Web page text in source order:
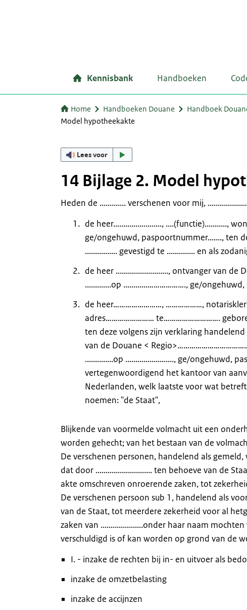
Kennisbank Handboeken
Home Handboeken Douane Handboek
Model hypotheekakte
Lees voor
14 Bijlage 2. Model
Heden de ............. verschenen voor mij,
de heer........................, ....(functie)...........,
ge/ongehuwd, paspoortnummer......., ten
................ gevestigd te .............. en als
de heer .........................., ontvanger van de
.............op ............………………., ge/
de heer……………………, ………………,
adres…………………… te………………………. geboren
ten deze volgens zijn verklaring
van de Douane <
..............op ........................, ge/ongehuwd,
vertegenwoordigend het kantoor van
Nederlanden, welk laatste voor wat
noemen: "de Staat",
Blijkende van voormelde volmacht uit een
worden gehecht; van het bestaan van de
De verschenen personen, handelend als
dat door ............................ ten behoeve van de
akte omschreven onroerende zaken, tot
De verschenen persoon sub 1, handelend als
van de Staat, tot meerdere zekerheid voor al
zaken van .....................onder haar naam
verschuldigd is of kan worden op grond van de
I. - inzake de rechten bij in- en uitvoer als
inzake de omzetbelasting
inzake de accijnzen